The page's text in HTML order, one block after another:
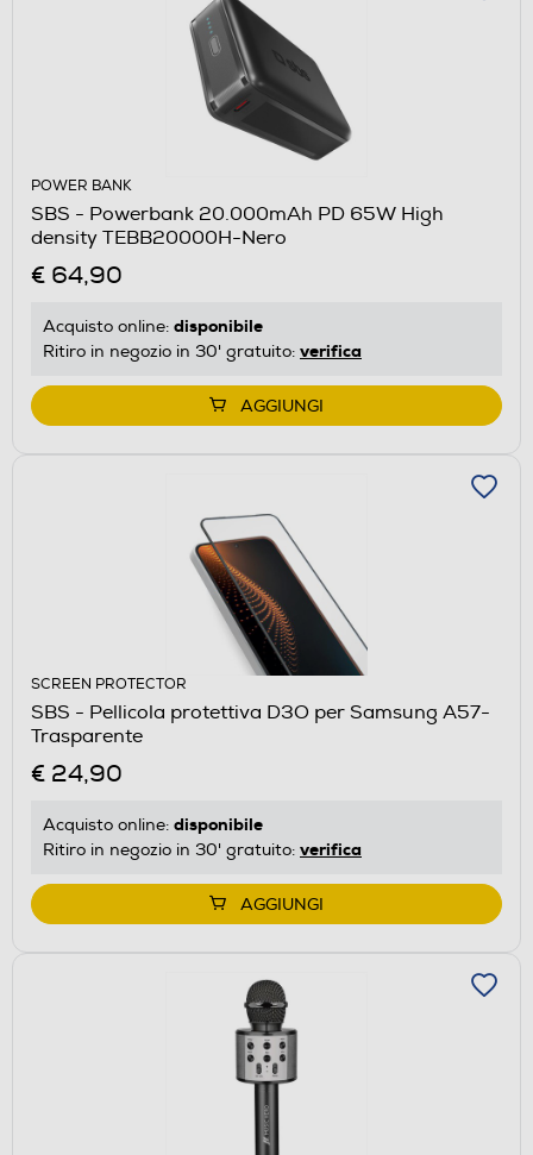
POWER BANK
SBS - Powerbank 20.000mAh PD 65W High
density TEBB20000H-Nero
€ 64,90
Acquisto online: disponibile
Ritiro in negozio in 30' gratuito: verifica
AGGIUNGI
SCREEN PROTECTOR
SBS - Pellicola protettiva D3O per Samsung A57-
Trasparente
€ 24,90
Acquisto online: disponibile
Ritiro in negozio in 30' gratuito: verifica
AGGIUNGI